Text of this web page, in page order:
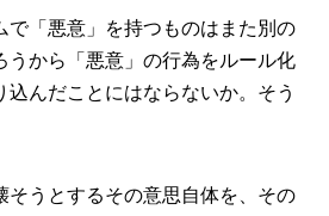
で「悪意」を持つものはまた別の
うから「悪意」の行為をルール化
込んだことにはならないか。そう
そうとするその意思自体を、その